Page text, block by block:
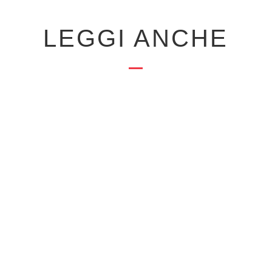
LEGGI ANCHE